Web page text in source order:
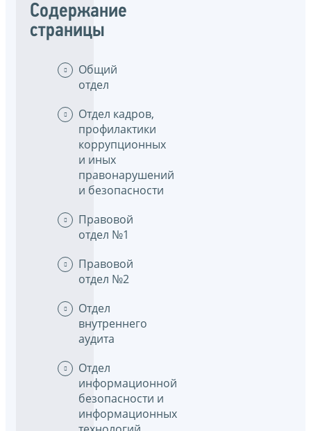
Содержание
страницы
Общий
отдел
Отдел кадров,
профилактики
коррупционных
и иных
правонарушений
и безопасности
Правовой
отдел №1
Правовой
отдел №2
Отдел
внутреннего
аудита
Отдел
информационной
безопасности и
информационных